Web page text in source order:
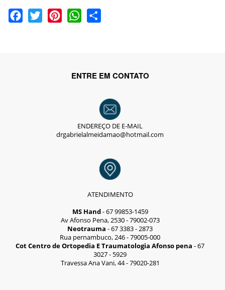
Facebook
Twitter PinterestWhatsApp
ENTRE EM CONTATO
ENDEREÇO DE E-MAIL
drgabrielalmeidamao@hotmail.com
ATENDIMENTO
MS Hand- 67 99853-1459
Av Afonso Pena, 2530 - 79002-073
Neotrauma - 67 3383 - 2873
Rua pernambuco, 246 - 79005-000
Cot Centro de Ortopedia E Traumatologia Afonso pena - 67
3027 - 5929
Travessa Ana Vani, 44 - 79020-281